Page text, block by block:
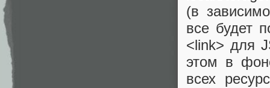
(в
все будет
<link> для
этом в
всех